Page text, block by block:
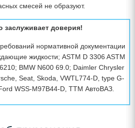
смесей не образуют.
заслуживает доверия!
нормативной документации
жидкости; ASTM D 3306 ASTM
BMW N600 69.0; Daimler Chrysler
Seat, Skoda, VWTL774-D, type G-
WSS-M97B44-D, TTM АвтоВАЗ.